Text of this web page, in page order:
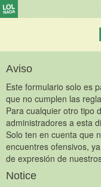
Aviso
Este formulario solo es
que no cumplen las
Para cualquier otro tipo
administradores a esta
Solo ten en cuenta que
encuentres ofensivos,
de expresión de
Notice